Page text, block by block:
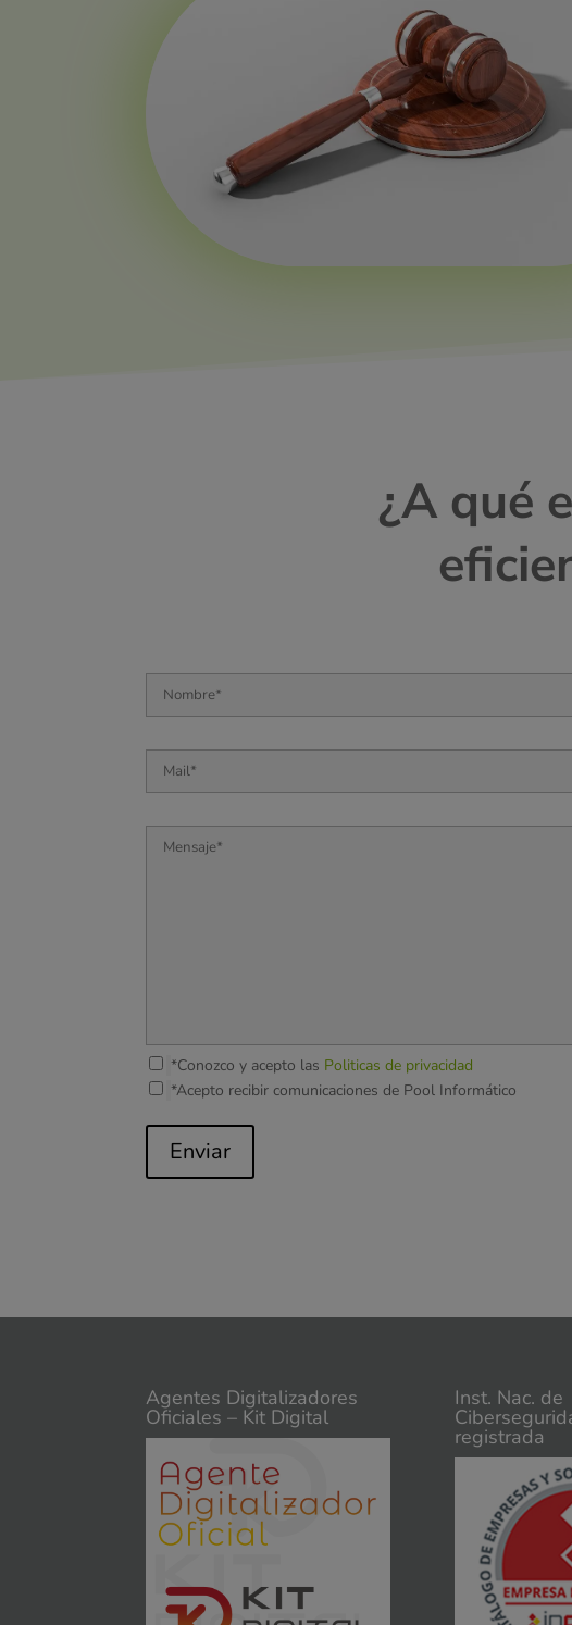
¿A qué
*Conozco y acepto las Politicas de privacidad
*Acepto recibir comunicaciones de Pool Informático
Enviar
Agentes Digitalizadores
Oficiales – Kit Digital
Inst. Nac. de
registrada